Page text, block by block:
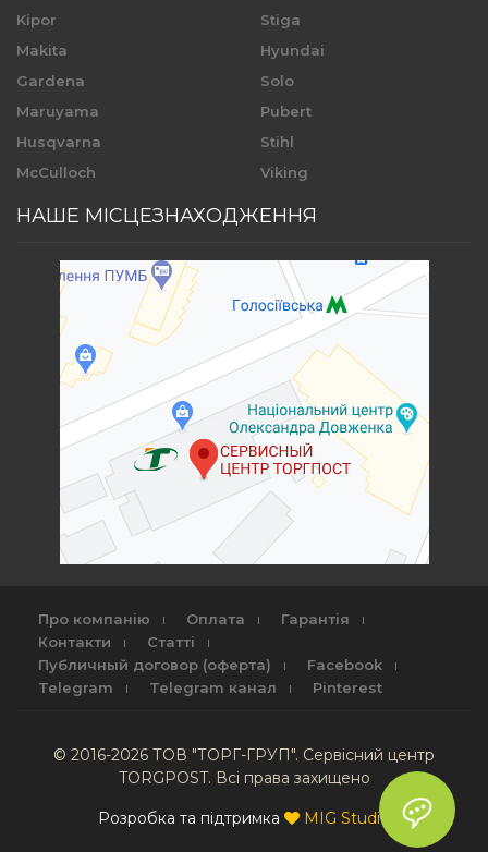
Kipor
Makita
Gardena
Maruyama
Husqvarna
McCulloch
Stiga
Hyundai
Solo
Pubert
Stihl
Viking
НАШЕ МІСЦЕЗНАХОДЖЕННЯ
Про компанію Оплата
Гарантія
Контакти
Статті
Публичный договор (оферта)
Facebook
Telegram
Telegram канал Pinterest
© 2016-2026 ТОВ "ТОРГ-ГРУП". Сервісний центр
TORGPOST. Всі права захищено
Розробка та підтримка MIG Studio